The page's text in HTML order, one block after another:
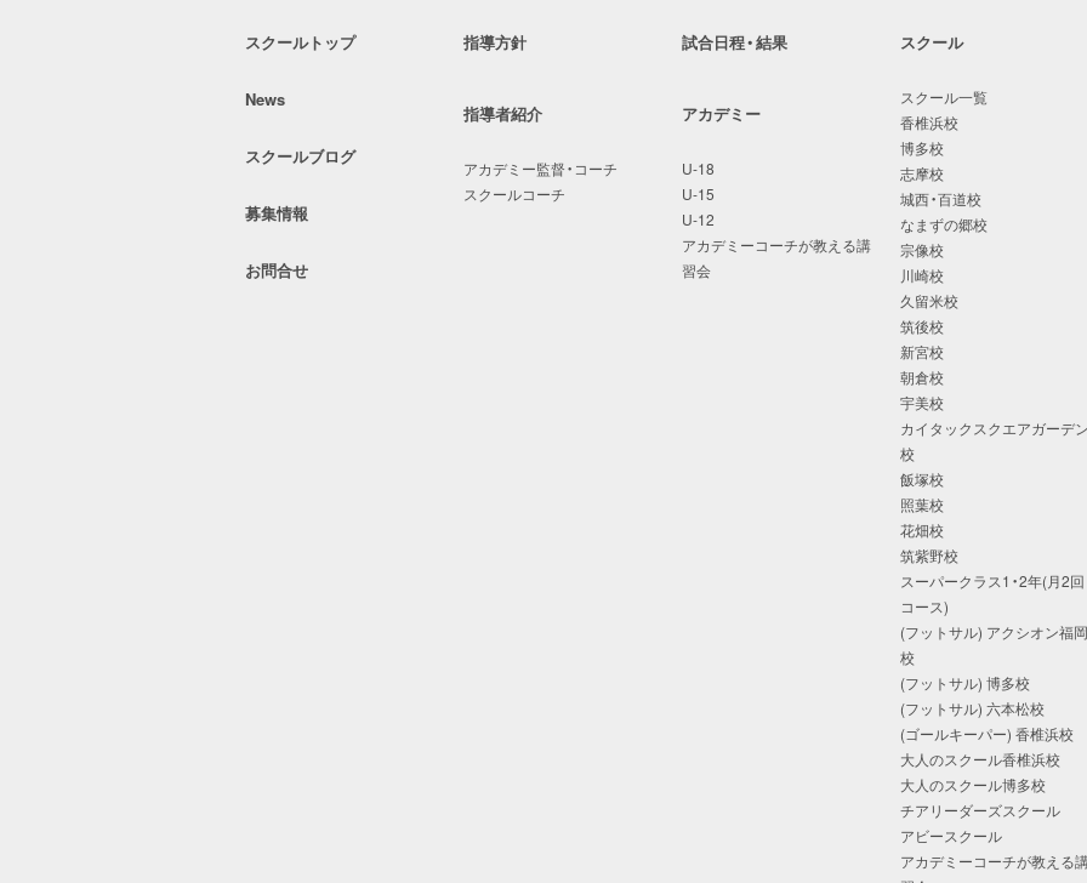
スクールトップ
News
スクールブログ
募集情報
お問合せ
指導方針
指導者紹介
アカデミー監督・コーチ
スクールコーチ
試合日程・結果
アカデミー
U-18
U-15
U-12
アカデミーコーチが教える講
習会
スクール
スクール一覧
香椎浜校
博多校
志摩校
城西・百道校
なまずの郷校
宗像校
川崎校
久留米校
筑後校
新宮校
朝倉校
宇美校
カイタックスクエアガーデン
校
飯塚校
照葉校
花畑校
筑紫野校
スーパークラス1・2年(月2回
コース)
(フットサル) アクシオン福岡
校
(フットサル) 博多校
(フットサル) 六本松校
(ゴールキーパー) 香椎浜校
大人のスクール香椎浜校
大人のスクール博多校
チアリーダーズスクール
アビースクール
アカデミーコーチが教える